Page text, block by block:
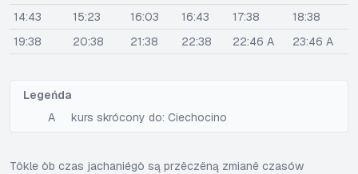
14:43
15:23 16:03 16:43 17:38
18:38
19:38
20:38 21:38 22:38 22:46 A 23:46 A
Legeńda
A
kurs skrócony do: Ciechocino
Tôkle òb czas jachaniégò są przëczëną zmianë czasów